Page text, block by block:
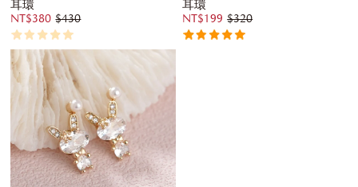
耳環
NT$380 $430
耳環
NT$199 $320